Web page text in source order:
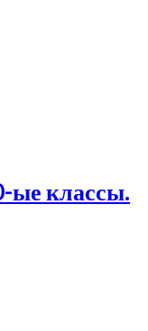
ые классы.